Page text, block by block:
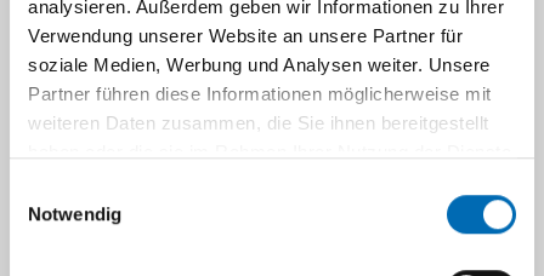
analysieren. Außerdem geben wir Informationen zu Ihrer
Verwendung unserer Website an unsere Partner für
soziale Medien, Werbung und Analysen weiter. Unsere
Partner führen diese Informationen möglicherweise mit
weiteren Daten zusammen, die Sie ihnen bereitgestellt
Notwendig
Privatambulanz
Patientenmanagement